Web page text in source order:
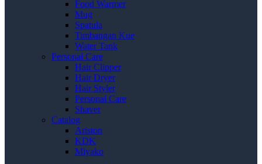
Food Warmer
Mug
Spatula
Timbangan Kue
Water Tank
Personal Care
Hair Clipper
Hair Dryer
Hair Styler
Personal Care
Shaver
Catalog
Ariston
KDK
Miyako